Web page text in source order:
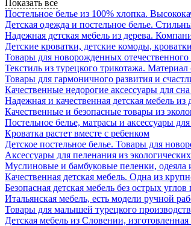
Показать все
Постельное белье из 100% хлопка.
Детская одежда и постельное белье.
Надежная детская мебель из дерева.
Детские кроватки, детские комоды,
Товары для новорожденных
Текстиль из турецкого трикотажа.
Товары для гармоничного развития и
Качественные недорогие аксессуары для
Надежная и качественная детская мебель
Качественные и безопасные товары из
Постельное белье, матрасы и аксессуары
Кроватка растет вместе с ребенком
Детское постельное белье. Товары для
Аксессуары для пеленания из
Муслиновые и бамбуковые пеленки, одеяла
Качественная детская мебель. Одна из
Безопасная детская мебель без острых
Итальянская мебель, есть модели ручной
Товары для малышей турецкого
Детская мебель из Словении,